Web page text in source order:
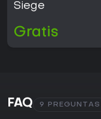
Siege
Gratis
FAQ 9 PREGUNTAS